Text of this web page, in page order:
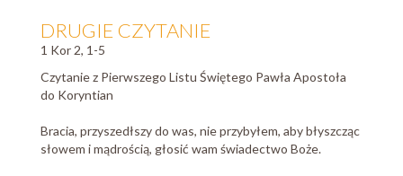
DRUGIE CZYTANIE
1 Kor 2, 1-5
Czytanie z Pierwszego Listu Świętego Pawła Apostoła
do Koryntian
Bracia, przyszedłszy do was, nie przybyłem, aby błyszcząc
słowem i mądrością, głosić wam świadectwo Boże.